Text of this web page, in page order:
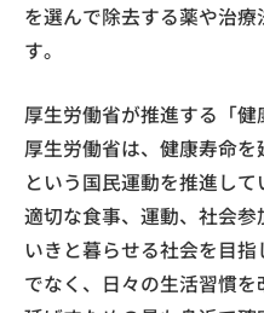
を選んで除去する薬や治
す。
厚生労働省が推進する「健
厚生労働省は、健康寿命を
という国民運動を推進して
適切な食事、運動、社会
いきと暮らせる社会を目
でなく、日々の生活習慣